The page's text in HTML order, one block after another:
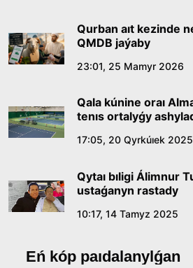
Qurban aıt kezinde
QMDB jaýaby
23:01, 25 Mamyr 2026
Qala kúnine oraı
tenıs ortalyǵy
17:05, 20 Qyrkúıek 2025
Qytaı bıligi Álimnur
ustaǵanyn rastady
10:17, 14 Tamyz 2025
Eń kóp paıdalanylǵan